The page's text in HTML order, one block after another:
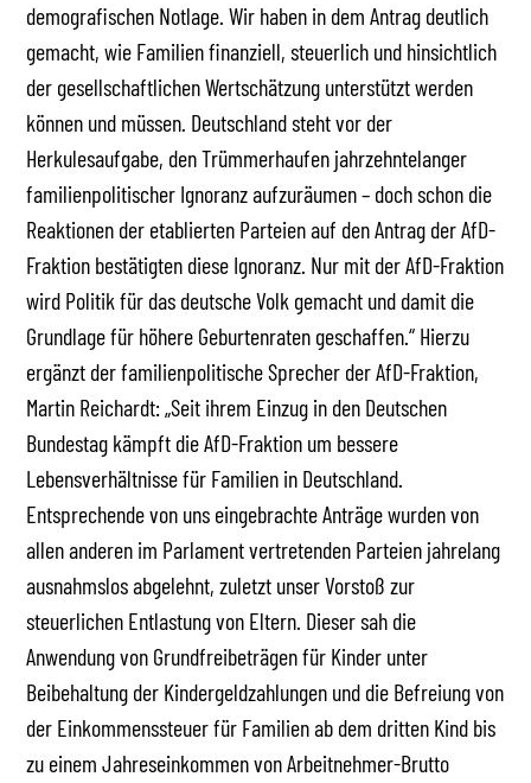
demografischen Notlage. Wir haben in dem Antrag deutlich
gemacht, wie Familien finanziell, steuerlich und hinsichtlich
der gesellschaftlichen Wertschätzung unterstützt werden
können und müssen. Deutschland steht vor der
Herkulesaufgabe, den Trümmerhaufen jahrzehntelanger
familienpolitischer Ignoranz aufzuräumen – doch schon die
Reaktionen der etablierten Parteien auf den Antrag der AfD-
Fraktion bestätigten diese Ignoranz. Nur mit der AfD-Fraktion
wird Politik für das deutsche Volk gemacht und damit die
Grundlage für höhere Geburtenraten geschaffen.“ Hierzu
ergänzt der familienpolitische Sprecher der AfD-Fraktion,
Martin Reichardt: „Seit ihrem Einzug in den Deutschen
Bundestag kämpft die AfD-Fraktion um bessere
Lebensverhältnisse für Familien in Deutschland.
Entsprechende von uns eingebrachte Anträge wurden von
allen anderen im Parlament vertretenden Parteien jahrelang
ausnahmslos abgelehnt, zuletzt unser Vorstoß zur
steuerlichen Entlastung von Eltern. Dieser sah die
Anwendung von Grundfreibeträgen für Kinder unter
Beibehaltung der Kindergeldzahlungen und die Befreiung von
der Einkommenssteuer für Familien ab dem dritten Kind bis
zu einem Jahreseinkommen von Arbeitnehmer-Brutto